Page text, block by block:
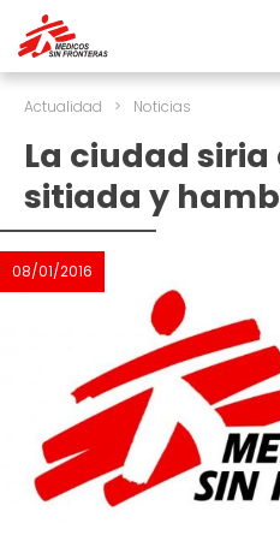
Actualidad > Noticias
La ciudad
sitiada y
08/01/2016